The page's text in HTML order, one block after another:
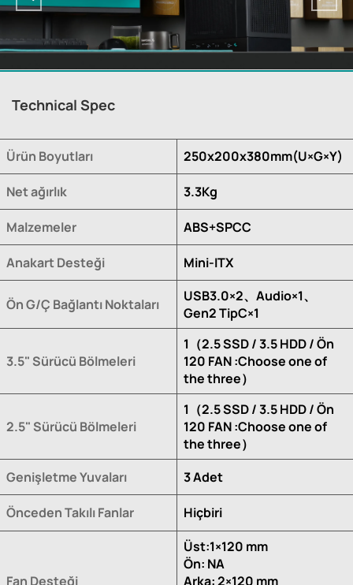
Technical Spec
Ürün Boyutları 250x200x380mm(U×G×Y)
Net ağırlık 3.3Kg
Malzemeler ABS+SPCC
Anakart Desteği Mini-ITX
Ön G/Ç Bağlantı Noktaları
USB3.0×2、Audio×1、
Gen2 TipC×1
3.5" Sürücü Bölmeleri
1（2.5 SSD / 3.5 HDD / Ön
120 FAN :Choose one of
the three）
2.5" Sürücü Bölmeleri
1（2.5 SSD / 3.5 HDD / Ön
120 FAN :Choose one of
the three）
Genişletme Yuvaları
3 Adet
Önceden Takılı Fanlar Hiçbiri
Fan Desteği
Üst:1×120 mm
Ön: NA
Arka: 2×120 mm